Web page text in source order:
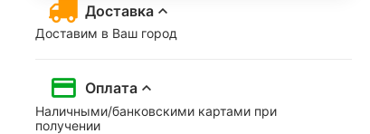
Доставка
Доставим в Ваш город
Оплата
Наличными/банковскими картами при
получении